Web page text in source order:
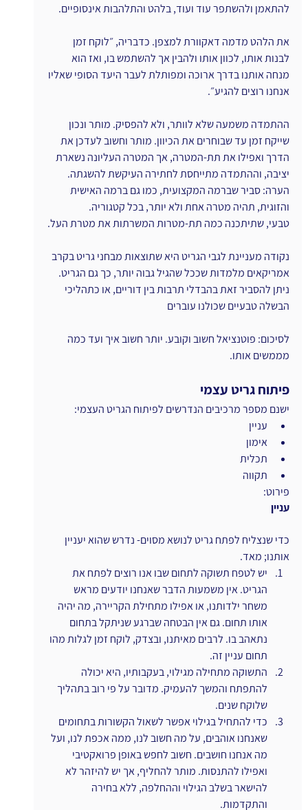
להתאמן ולהשתפר עוד ועוד, בלהט והתלהבות אינסופיים.
את הלהט מדמה דאקוורת למצפן. כדבריה, ״לוקח זמן
לבנות אותו, לכוון אותו ולהבין אך להשתמש בו, ואז הוא
מנחה אותנו בדרך ארוכה ומפותלת לעבר היעד הסופי שאליו
אנחנו רוצים להגיע״.
ההתמדה משמעה שלא לוותר, ולא להפסיק. מותר ונכון
שייקח זמן עד שבוחרים את הכיוון. מותר וחשוב לעדכן את
הדרך ואפילו את תת-המטרה, אך המטרה העליונה נשארת
יציבה, וההתמדה מתייחסת לחתירה העיקשת להשגתה.
הערה: סביר שברמה המקצועית, כמו גם ברמה האישית
והזוגית, תהיה מטרה אחת ולא יותר, בכל קטגוריה.
טבעי, שתיתכנה כמה תת-מטרות המשרתות את מטרת העל.
נקודה מעניינת לגבי הגריט היא שתוצאות מבחני גריט בקרב
אמריקאים מלמדות שככל שהגיל גבוה יותר, כך גם הגריט.
ניתן להסביר זאת בהבדלי תרבות בין דוריים, או כתהליכי
הבשלה טבעיים שכולנו עוברים
לסיכום: פוטנציאל חשוב וקובע. יותר חשוב איך ועד כמה
מממשים אותו.
פיתוח גריט עצמי
ישנם מספר מרכיבים הנדרשים לפיתוח הגריט העצמי:
עניין
אימון
תכלית
תקווה
פירוט:
עניין
כדי שנצליח לפתח גריט לנושא מסוים- נדרש שהוא יעניין
אותנו; מאד.
יש לטפח תשוקה לתחום שבו אנו רוצים לפתח את
הגריט. אין משמעות הדבר שאנחנו יודעים מראש
משחר ילדותנו, או אפילו מתחילת הקריירה, מה יהיה
אותו תחום. גם אין הבטחה שברגע שניתקל בתחום
נתאהב בו. לרבים מאיתנו, ובצדק, לוקח זמן לגלות מהו
תחום עניין זה.
התשוקה מתחילה מגילוי, בעקבותיו, היא יכולה
להתפתח והמשך להעמיק. מדובר על פי רוב בתהליך
שלוקח שנים.
כדי להתחיל בגילוי אפשר לשאול הקשורות בתחומים
שאנחנו אוהבים, על מה חשוב לנו, ממה אכפת לנו, ועל
מה אנחנו חושבים. חשוב לחפש באופן פרואקטיבי
ואפילו להתנסות. מותר להחליף, אך יש להיזהר לא
להישאר בשלב הגילוי וההחלפה, ללא בחירה
והתקדמות.